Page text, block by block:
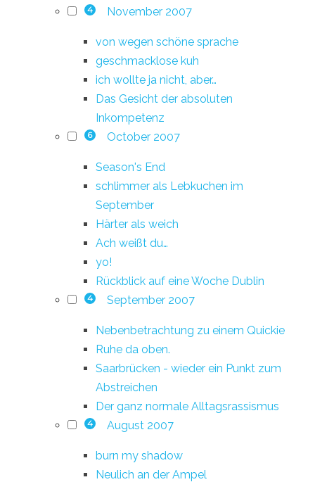
4 November 2007
von wegen schöne sprache
geschmacklose kuh
ich wollte ja nicht, aber…
Das Gesicht der absoluten
Inkompetenz
6 October 2007
Season's End
schlimmer als Lebkuchen im
September
Härter als weich
Ach weißt du…
yo!
Rückblick auf eine Woche Dublin
4 September 2007
Nebenbetrachtung zu einem Quickie
Ruhe da oben.
Saarbrücken - wieder ein Punkt zum
Abstreichen
Der ganz normale Alltagsrassismus
4 August 2007
burn my shadow
Neulich an der Ampel